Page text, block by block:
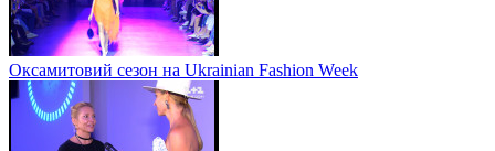
Оксамитовий сезон на Ukrainian Fashion Week